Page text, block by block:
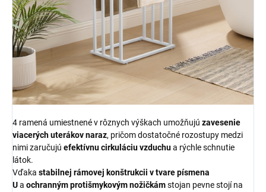
4 ramená umiestnené v rôznych výškach umožňujú zavesenie
viacerých uterákov naraz, pričom dostatočné rozostupy medzi
nimi zaručujú efektívnu cirkuláciu vzduchua rýchle schnutie
látok.
Vďaka stabilnej rámovej konštrukcii v tvare písmena
Ua ochranným protišmykovým nožičkámstojan pevne stojí na